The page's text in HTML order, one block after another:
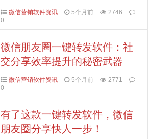
微信营销软件资讯 5个月前
2746
0
微信朋友圈一键转发软件：社
交分享效率提升的秘密武器
微信营销软件资讯 5个月前
2771
0
有了这款一键转发软件，微信
朋友圈分享快人一步！